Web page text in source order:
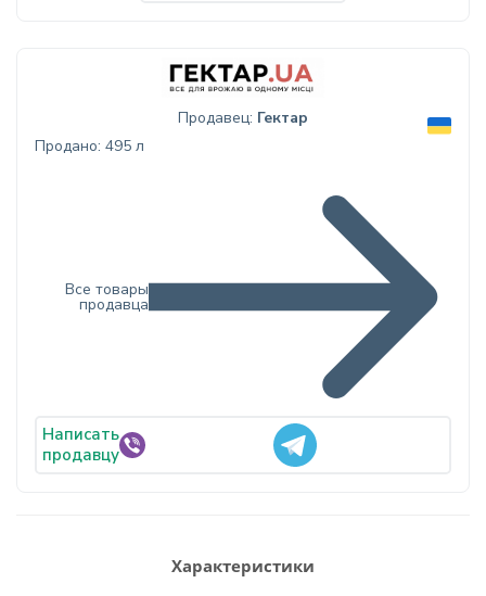
Продавец: Гектар
Написать
продавцу
Продано: 495 л
Все товары
продавца
Характеристики